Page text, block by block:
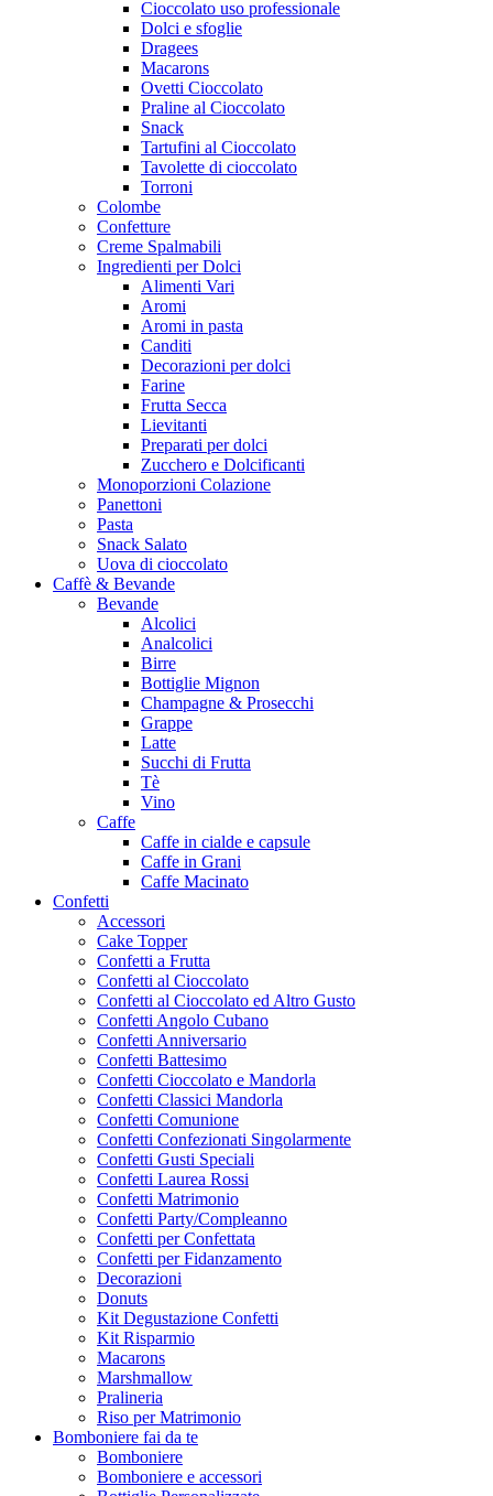
Cioccolato uso professionale
Dolci e sfoglie
Dragees
Macarons
Ovetti Cioccolato
Praline al Cioccolato
Snack
Tartufini al Cioccolato
Tavolette di cioccolato
Torroni
Colombe
Confetture
Creme Spalmabili
Ingredienti per Dolci
Alimenti Vari
Aromi
Aromi in pasta
Canditi
Decorazioni per dolci
Farine
Frutta Secca
Lievitanti
Preparati per dolci
Zucchero e Dolcificanti
Monoporzioni Colazione
Panettoni
Pasta
Snack Salato
Uova di cioccolato
Caffè & Bevande
Bevande
Alcolici
Analcolici
Birre
Bottiglie Mignon
Champagne & Prosecchi
Grappe
Latte
Succhi di Frutta
Tè
Vino
Caffe
Caffe in cialde e capsule
Caffe in Grani
Caffe Macinato
Confetti
Accessori
Cake Topper
Confetti a Frutta
Confetti al Cioccolato
Confetti al Cioccolato ed Altro Gusto
Confetti Angolo Cubano
Confetti Anniversario
Confetti Battesimo
Confetti Cioccolato e Mandorla
Confetti Classici Mandorla
Confetti Comunione
Confetti Confezionati Singolarmente
Confetti Gusti Speciali
Confetti Laurea Rossi
Confetti Matrimonio
Confetti Party/Compleanno
Confetti per Confettata
Confetti per Fidanzamento
Decorazioni
Donuts
Kit Degustazione Confetti
Kit Risparmio
Macarons
Marshmallow
Pralineria
Riso per Matrimonio
Bomboniere fai da te
Bomboniere
Bomboniere e accessori